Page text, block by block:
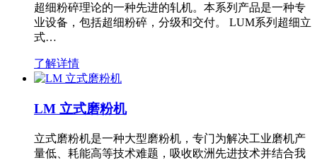
超细粉碎理论的一种先进的轧机。本系列产品是一种专
业设备，包括超细粉碎，分级和交付。 LUM系列超细立
式…
了解详情
LM 立式磨粉机
立式磨粉机是一种大型磨粉机，专门为解决工业磨机产
量低、耗能高等技术难题，吸收欧洲先进技术并结合我